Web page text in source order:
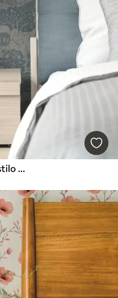
Bosque de hadas con animales al estilo de la ilustración infantil